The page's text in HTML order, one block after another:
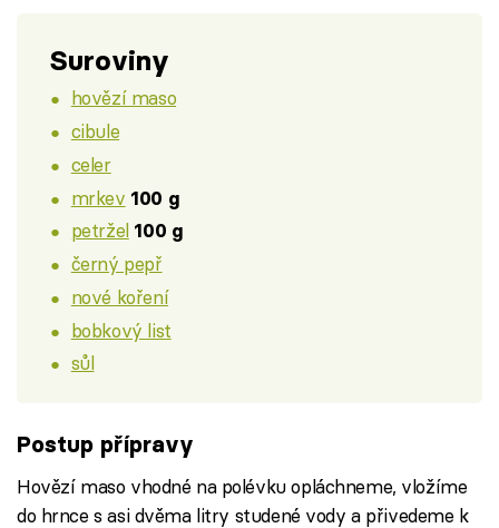
Suroviny
hovězí maso
cibule
celer
mrkev 100 g
petržel 100 g
černý pepř
nové koření
bobkový list
sůl
Postup přípravy
Hovězí maso vhodné na polévku opláchneme, vložíme
do hrnce s asi dvěma litry studené vody a přivedeme k